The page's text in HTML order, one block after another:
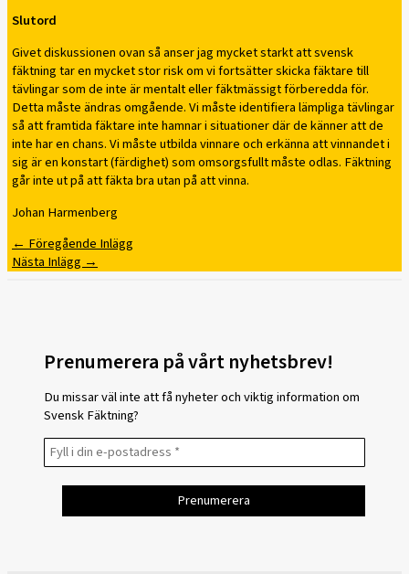
Slutord
Givet diskussionen ovan så anser jag mycket starkt att svensk
fäktning tar en mycket stor risk om vi fortsätter skicka fäktare till
tävlingar som de inte är mentalt eller fäktmässigt förberedda för.
Detta måste ändras omgående. Vi måste identifiera lämpliga tävlingar
så att framtida fäktare inte hamnar i situationer där de känner att de
inte har en chans. Vi måste utbilda vinnare och erkänna att vinnandet i
sig är en konstart (färdighet) som omsorgsfullt måste odlas. Fäktning
går inte ut på att fäkta bra utan på att vinna.
Johan Harmenberg
←Föregående Inlägg
Nästa Inlägg→
Prenumerera på vårt nyhetsbrev!
Du missar väl inte att få nyheter och viktig information om
Svensk Fäktning?